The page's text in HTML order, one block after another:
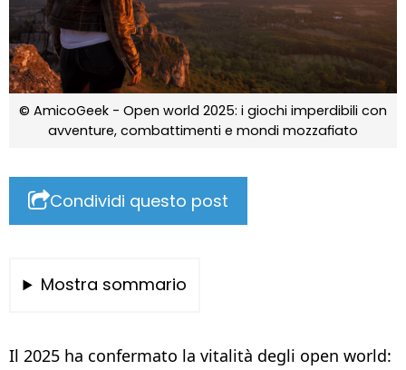
© AmicoGeek - Open world 2025: i giochi imperdibili con
avventure, combattimenti e mondi mozzafiato
Condividi questo post
Mostra sommario
Il 2025 ha confermato la vitalità degli open world: